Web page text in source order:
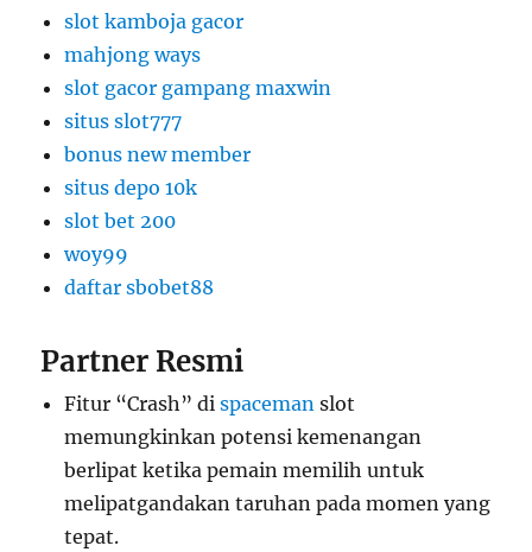
slot kamboja gacor
mahjong ways
slot gacor gampang maxwin
situs slot777
bonus new member
situs depo 10k
slot bet 200
woy99
daftar sbobet88
Partner Resmi
Fitur “Crash” dispaceman slot
memungkinkan potensi kemenangan
berlipat ketika pemain memilih untuk
melipatgandakan taruhan pada momen yang
tepat.